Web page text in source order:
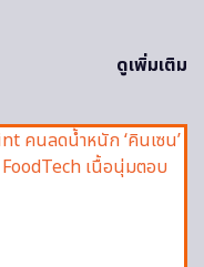
ดูเพิ่มเติม